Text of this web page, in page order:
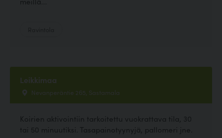
Leikkimaa
Nevanperäntie 265, Sastamala
Koirien aktivointiin tarkoitettu vuokrattava tila, 30
tai 50 minuutiksi. Tasapainotyynyjä, pallomeri jne.